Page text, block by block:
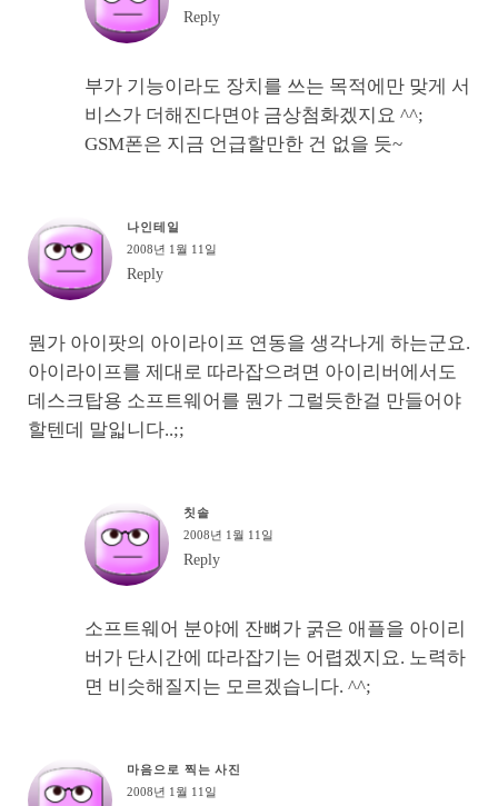
Reply
부가 기능이라도 장치를 쓰는 목적에만 맞게 서
비스가 더해진다면야 금상첨화겠지요 ^^;
GSM폰은 지금 언급할만한 건 없을 듯~
나인테일
2008년 1월 11일
Reply
뭔가 아이팟의 아이라이프 연동을 생각나게 하는군요.
아이라이프를 제대로 따라잡으려면 아이리버에서도
데스크탑용 소프트웨어를 뭔가 그럴듯한걸 만들어야
할텐데 말읿니다..;;
칫솔
2008년 1월 11일
Reply
소프트웨어 분야에 잔뼈가 굵은 애플을 아이리
버가 단시간에 따라잡기는 어렵겠지요. 노력하
면 비슷해질지는 모르겠습니다. ^^;
마음으로 찍는 사진
2008년 1월 11일